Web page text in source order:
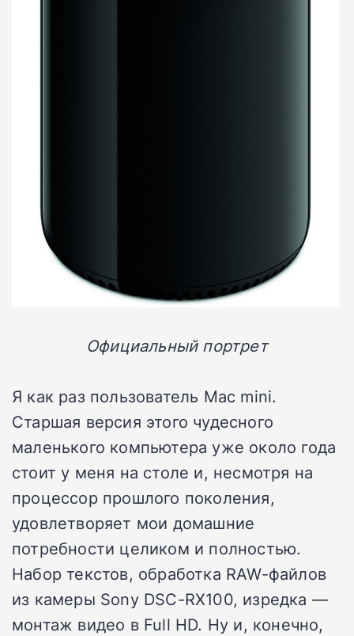
Официальный портрет
Я как раз пользователь Mac mini.
Старшая версия этого чудесного
маленького компьютера уже около года
стоит у меня на столе и, несмотря на
процессор прошлого поколения,
удовлетворяет мои домашние
потребности целиком и полностью.
Набор текстов, обработка RAW-файлов
из камеры Sony DSC-RX100, изредка —
монтаж видео в Full HD. Ну и, конечно,